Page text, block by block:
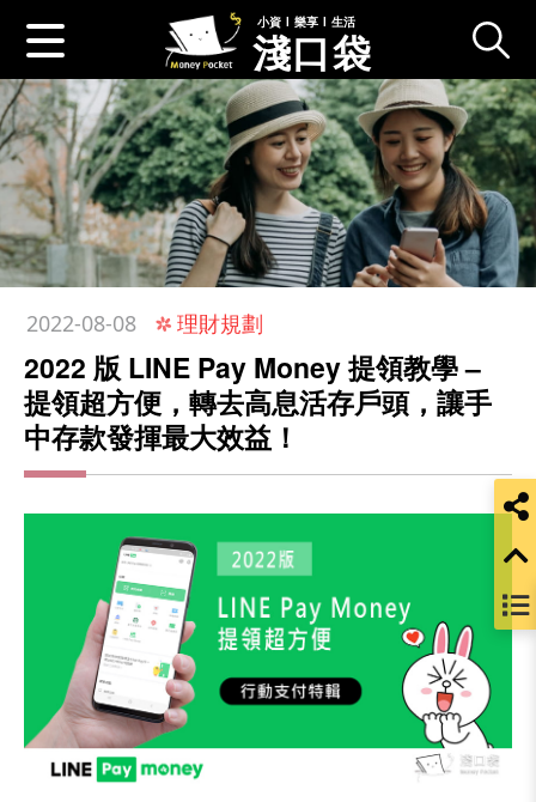
小資 l 樂享 l 生活
淺口袋
2022-08-08 理財規劃
2022 版 LINE Pay Money 提領教學 –
提領超方便，轉去高息活存戶頭，讓手
中存款發揮最大效益！